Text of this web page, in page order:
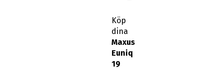
Köp
dina
Maxus
Euniq
19